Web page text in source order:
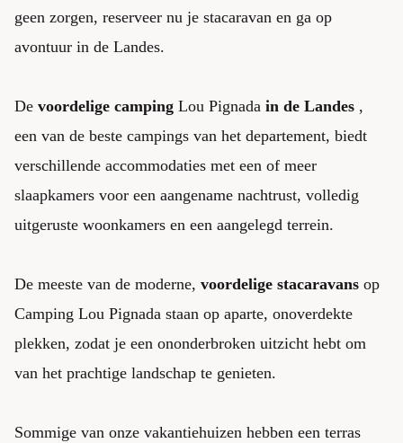
geen zorgen, reserveer nu je stacaravan en ga op
avontuur in de Landes.
De voordelige camping Lou Pignada in de Landes ,
een van de beste campings van het departement, biedt
verschillende accommodaties met een of meer
slaapkamers voor een aangename nachtrust, volledig
uitgeruste woonkamers en een aangelegd terrein.
De meeste van de moderne, voordelige stacaravans op
Camping Lou Pignada staan op aparte, onoverdekte
plekken, zodat je een ononderbroken uitzicht hebt om
van het prachtige landschap te genieten.
Sommige van onze vakantiehuizen hebben een terras